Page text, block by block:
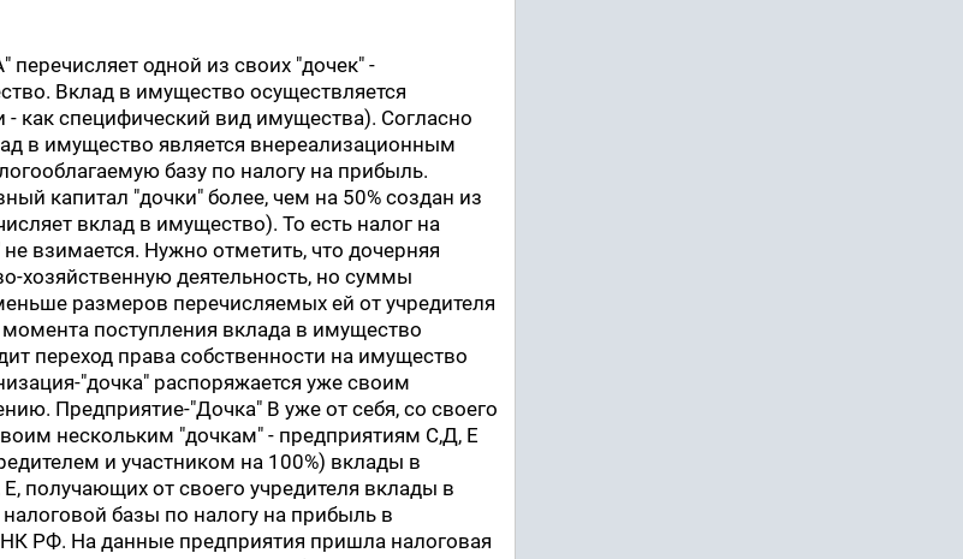
перечисляет одной из своих "дочек" -
Вклад в имущество осуществляется
как специфический вид имущества). Согласно
в имущество является внереализационным
базу по налогу на прибыль.
капитал "дочки" более, чем на 50% создан из
вклад в имущество). То есть налог на
взимается. Нужно отметить, что дочерняя
хозяйственную деятельность, но суммы
размеров перечисляемых ей от учредителя
поступления вклада в имущество
переход права собственности на имущество
"дочка" распоряжается уже своим
Предприятие-"Дочка" В уже от себя, со своего
нескольким "дочкам" - предприятиям С,Д, Е
и участником на 100%) вклады в
получающих от своего учредителя вклады в
базы по налогу на прибыль в
НК РФ. На данные предприятия пришла налоговая